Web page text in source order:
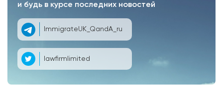
и будь в курсе последних новостей
ImmigrateUK_QandA_ru
lawfirmlimited